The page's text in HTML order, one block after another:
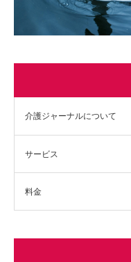
介護ジャーナルについて
サービス
料金